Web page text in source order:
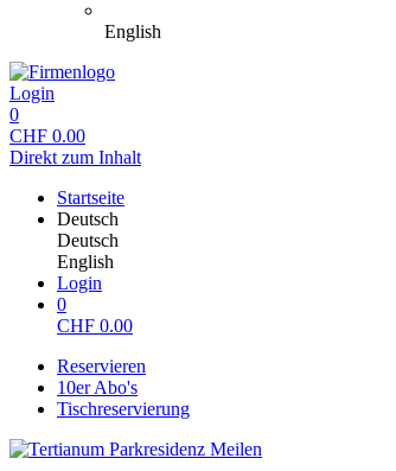
English
Login
0
CHF 0.00
Direkt zum Inhalt
Startseite
Deutsch
Deutsch
English
Login
0
CHF 0.00
Reservieren
10er Abo's
Tischreservierung